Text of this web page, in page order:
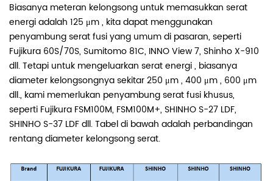
Biasanya meteran kelongsong untuk memasukkan serat
energi adalah 125 μm, kita dapat menggunakan
penyambung serat fusi yang umum di pasaran, seperti
Fujikura 60S/70S, Sumitomo 81C, INNO View 7, Shinho X-910
dll. Tetapi untuk mengeluarkan serat energi , biasanya
diameter kelongsongnya sekitar 250 μm, 400 μm, 600 μm
dll., kami memerlukan penyambung serat fusi khusus,
seperti Fujikura FSM100M, FSM100M+, SHINHO S-27 LDF,
SHINHO S-37 LDF dll. Tabel di bawah adalah perbandingan
rentang diameter kelongsong serat.